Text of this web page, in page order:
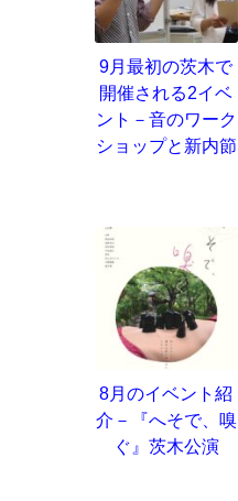
9月最初の茨木で
開催される2イベ
ント－音のワーク
ショップと新内節
8月のイベント紹
介－『へそで、嗅
ぐ』茨木公演